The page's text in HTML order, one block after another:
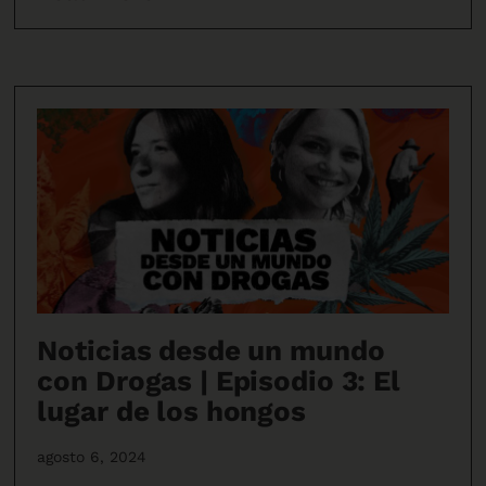
Noticias desde un mundo
con Drogas | Episodio 3: El
lugar de los hongos
agosto 6, 2024